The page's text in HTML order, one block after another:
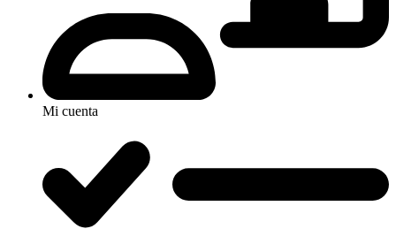
Mi cuenta